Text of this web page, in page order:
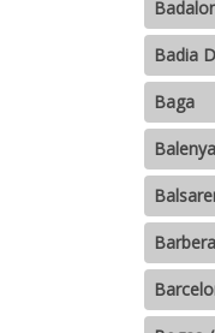
Badia
Baga
Balenya